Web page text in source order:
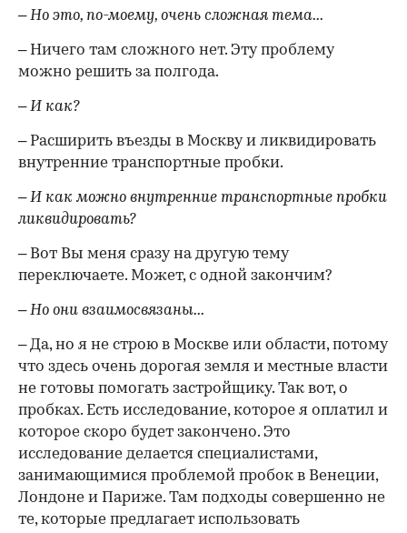
– Но это, по-моему, очень сложная тема...
– Ничего там сложного нет. Эту проблему
можно решить за полгода.
– И как?
– Расширить въезды в Москву и ликвидировать
внутренние транспортные пробки.
– И как можно внутренние транспортные пробки
ликвидировать?
– Вот Вы меня сразу на другую тему
переключаете. Может, с одной закончим?
– Но они взаимосвязаны...
– Да, но я не строю в Москве или области, потому
что здесь очень дорогая земля и местные власти
не готовы помогать застройщику. Так вот, о
пробках. Есть исследование, которое я оплатил и
которое скоро будет закончено. Это
исследование делается специалистами,
занимающимися проблемой пробок в Венеции,
Лондоне и Париже. Там подходы совершенно не
те, которые предлагает использовать